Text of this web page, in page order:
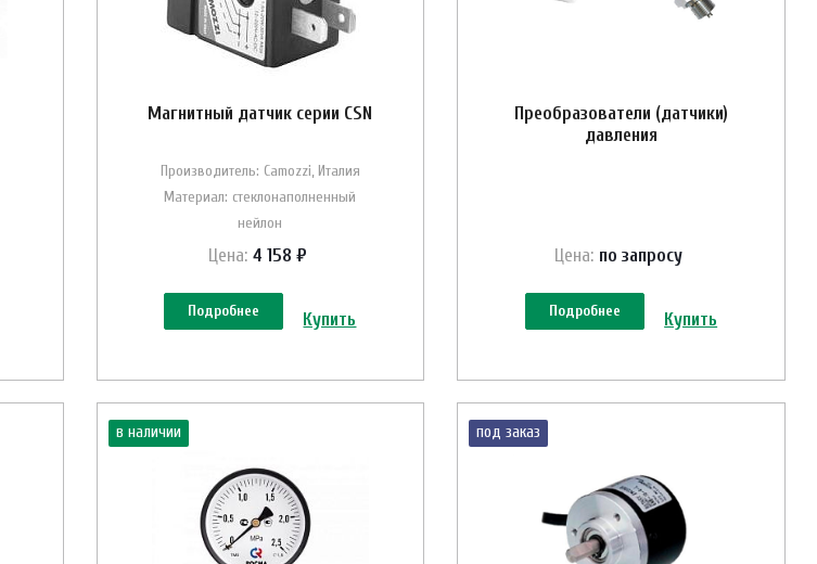
Магнитный датчик серии CSN
Производитель: Camozzi, Италия
Материал: стеклонаполненный
нейлон
Цена: 4 158 ₽
Подробнее Купить
Преобразователи (датчики)
давления
Цена: по запросу
Подробнее Купить
в наличии под заказ